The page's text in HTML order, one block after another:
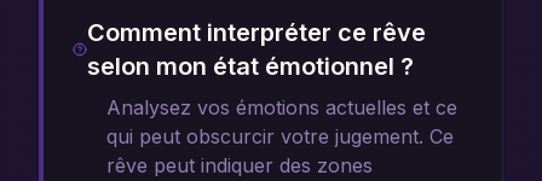
Comment interpréter ce rêve
selon mon état émotionnel ?
Analysez vos émotions actuelles et ce
qui peut obscurcir votre jugement. Ce
rêve peut indiquer des zones